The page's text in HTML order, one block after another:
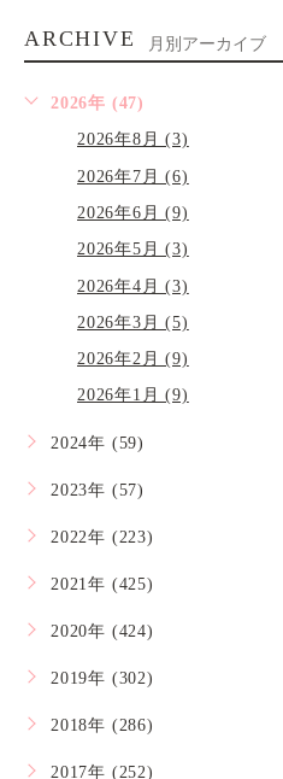
ARCHIVE 月別アーカイブ
2026年 (47)
2026年8月 (3)
2026年7月 (6)
2026年6月 (9)
2026年5月 (3)
2026年4月 (3)
2026年3月 (5)
2026年2月 (9)
2026年1月 (9)
2024年 (59)
2023年 (57)
2022年 (223)
2021年 (425)
2020年 (424)
2019年 (302)
2018年 (286)
2017年 (252)